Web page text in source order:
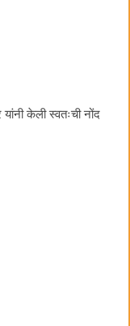
केली स्वतःची नोंद